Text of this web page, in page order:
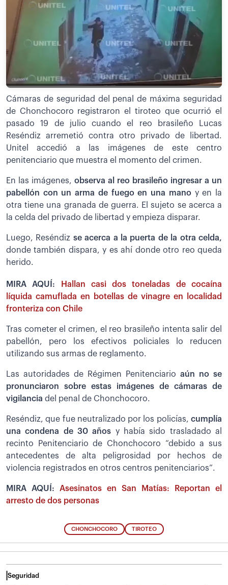
Cámaras de seguridad del penal de máxima seguridad
de Chonchocoro registraron el tiroteo que ocurrió el
pasado 19 de julio cuando el reo brasileño Lucas
Reséndiz arremetió contra otro privado de libertad.
Unitel accedió a las imágenes de este centro
penitenciario que muestra el momento del crimen.
En las imágenes, observa al reo brasileño ingresar a un
pabellón con un arma de fuego en una mano y en la
otra tiene una granada de guerra. El sujeto se acerca a
la celda del privado de libertad y empieza disparar.
Luego, Reséndiz se acerca a la puerta de la otra celda,
donde también dispara, y es ahí donde otro reo queda
herido.
MIRA AQUÍ:
Hallan casi dos toneladas de cocaína
líquida camuflada en botellas de vinagre en localidad
fronteriza con Chile
Tras cometer el crimen, el reo brasileño intenta salir del
pabellón, pero los efectivos policiales lo reducen
utilizando sus armas de reglamento.
Las autoridades de Régimen Penitenciario aún no se
pronunciaron sobre estas imágenes de cámaras de
vigilancia del penal de Chonchocoro.
Reséndiz, que fue neutralizado por los policías, cumplía
una condena de 30 años y había sido trasladado al
recinto Penitenciario de Chonchocoro “debido a sus
antecedentes de alta peligrosidad por hechos de
violencia registrados en otros centros penitenciarios”.
MIRA AQUÍ: Asesinatos en San Matías: Reportan el
arresto de dos personas
CHONCHOCORO TIROTEO
Seguridad